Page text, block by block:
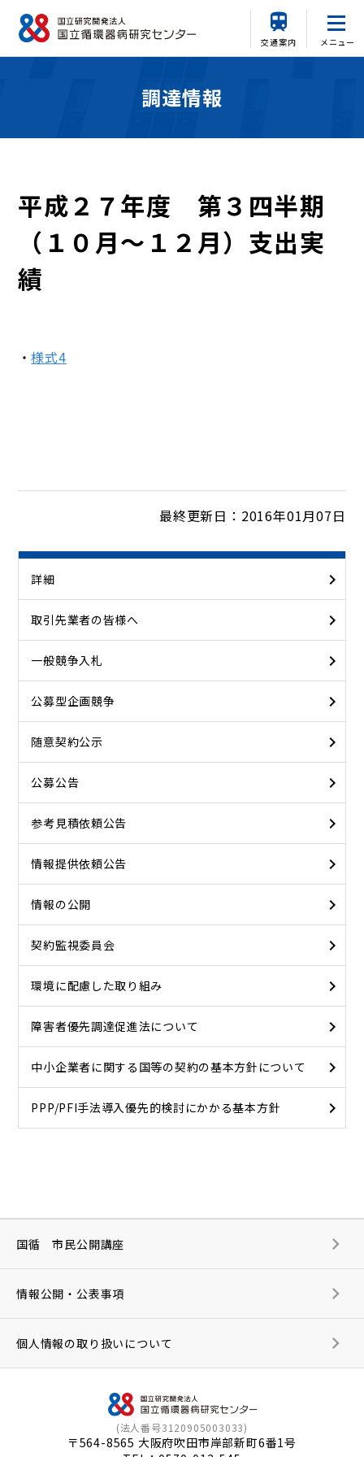
交通案内 メニュー
調達情報
平成２７年度 第３四半期
（１０月～１２月）支出実
績
様式4
最終更新日：2016年01月07日
詳細
取引先業者の皆様へ
一般競争入札
公募型企画競争
随意契約公示
公募公告
参考見積依頼公告
情報提供依頼公告
情報の公開
契約監視委員会
環境に配慮した取り組み
障害者優先調達促進法について
中小企業者に関する国等の契約の基本方針について
PPP/PFI手法導入優先的検討にかかる基本方針
(法人番号3120905003033)
〒564-8565 大阪府吹田市岸部新町6番1号
国循 市民公開講座
情報公開・公表事項
個人情報の取り扱いについて